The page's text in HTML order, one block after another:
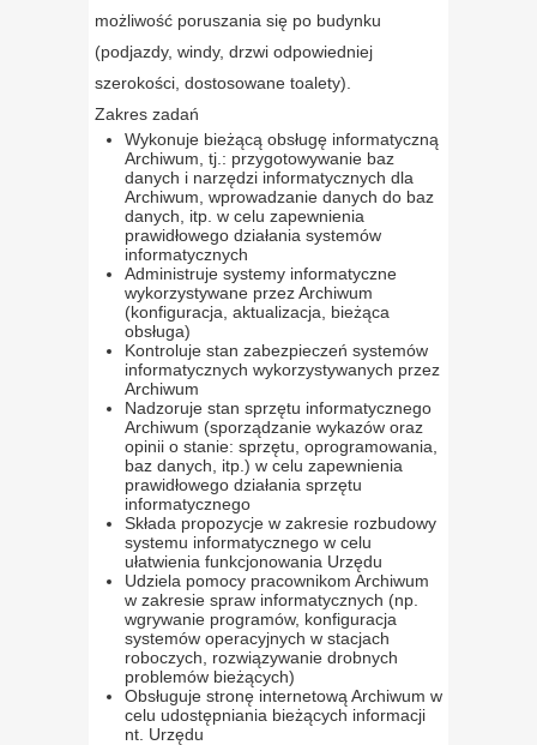
możliwość poruszania się po budynku
(podjazdy, windy, drzwi odpowiedniej
szerokości, dostosowane toalety).
Zakres zadań
Wykonuje bieżącą obsługę informatyczną
Archiwum, tj.: przygotowywanie baz
danych i narzędzi informatycznych dla
Archiwum, wprowadzanie danych do baz
danych, itp. w celu zapewnienia
prawidłowego działania systemów
informatycznych
Administruje systemy informatyczne
wykorzystywane przez Archiwum
(konfiguracja, aktualizacja, bieżąca
obsługa)
Kontroluje stan zabezpieczeń systemów
informatycznych wykorzystywanych przez
Archiwum
Nadzoruje stan sprzętu informatycznego
Archiwum (sporządzanie wykazów oraz
opinii o stanie: sprzętu, oprogramowania,
baz danych, itp.) w celu zapewnienia
prawidłowego działania sprzętu
informatycznego
Składa propozycje w zakresie rozbudowy
systemu informatycznego w celu
ułatwienia funkcjonowania Urzędu
Udziela pomocy pracownikom Archiwum
w zakresie spraw informatycznych (np.
wgrywanie programów, konfiguracja
systemów operacyjnych w stacjach
roboczych, rozwiązywanie drobnych
problemów bieżących)
Obsługuje stronę internetową Archiwum w
celu udostępniania bieżących informacji
nt. Urzędu